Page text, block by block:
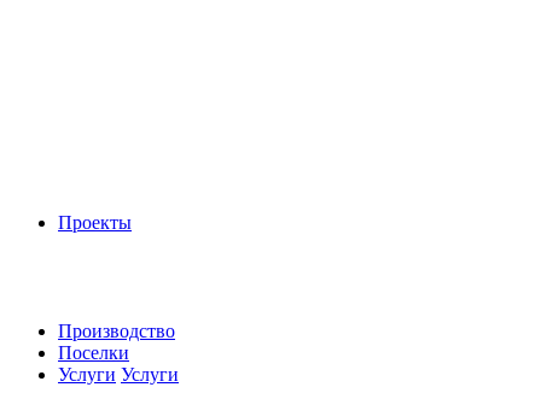
Проекты
Производство
Поселки
Услуги Услуги